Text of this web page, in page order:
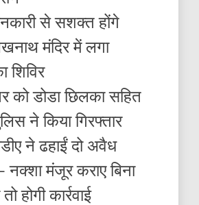
से सशक्त होंगे
मंदिर में लगा
शिविर
को डोडा छिलका सहित
ने किया गिरफ्तार
ने ढहाईं दो अवैध
मंजूर कराए बिना
होगी कार्रवाई